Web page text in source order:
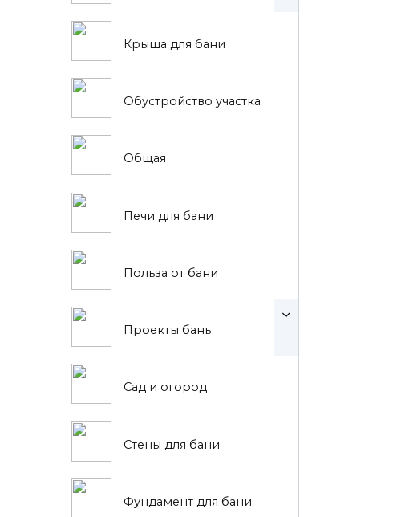
Крыша для бани
Обустройство участка
Общая
Печи для бани
Польза от бани
Проекты бань
Сад и огород
Стены для бани
Фундамент для бани